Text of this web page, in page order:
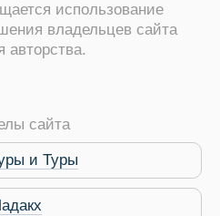
использование
владельцев сайта
авторства.
сайта
и Туры